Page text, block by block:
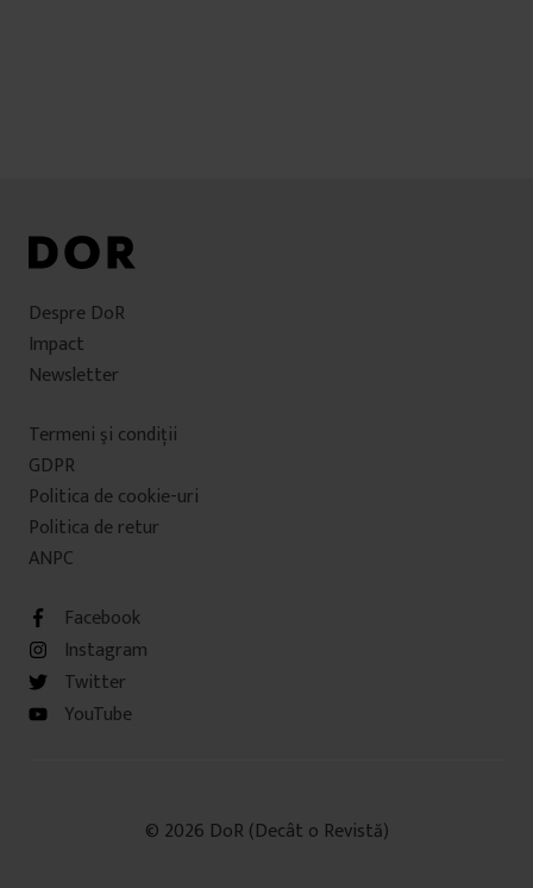
Despre DoR
Impact
Newsletter
Termeni şi condiţii
GDPR
Politica de cookie-uri
Politica de retur
ANPC
Facebook
Instagram
Twitter
YouTube
© 2026 DoR (Decât o Revistă)